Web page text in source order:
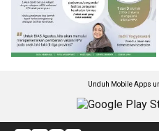
Unduh Mobile Apps